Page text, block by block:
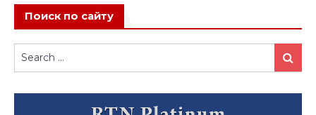
Поиск по сайту
Search
for:
Search